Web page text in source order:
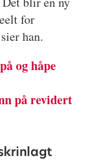
for
han.
og håpe
på revidert